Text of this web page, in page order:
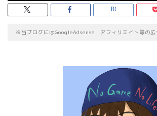
※当ブログにはGoogleAdsense・アフィリエイト等の広